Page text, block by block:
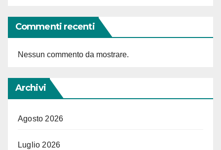
Commenti recenti
Nessun commento da mostrare.
Archivi
Agosto 2026
Luglio 2026